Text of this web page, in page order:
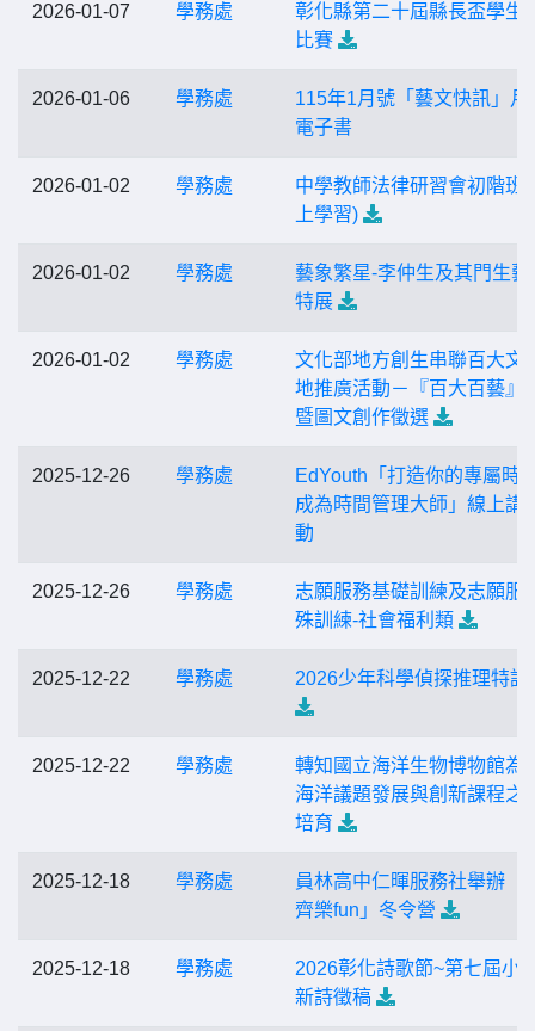
2026-01-07 學務處
彰化縣第二十屆縣長盃學生
比賽
2026-01-06 學務處
115年1月號「藝文快訊」月
電子書
2026-01-02 學務處
中學教師法律研習會初階班(
上學習)
2026-01-02 學務處
藝象繁星-李仲生及其門生藝
特展
2026-01-02 學務處
文化部地方創生串聯百大文
地推廣活動－『百大百藝』
暨圖文創作徵選
2025-12-26 學務處
EdYouth「打造你的專屬時
成為時間管理大師」線上講
動
2025-12-26 學務處
志願服務基礎訓練及志願服
殊訓練-社會福利類
2025-12-22 學務處 2026少年科學偵探推理特訓
2025-12-22 學務處
轉知國立海洋生物博物館為
海洋議題發展與創新課程之
培育
2025-12-18 學務處
員林高中仁暉服務社舉辦「
齊樂fun」冬令營
2025-12-18 學務處
2026彰化詩歌節~第七屆小
新詩徵稿